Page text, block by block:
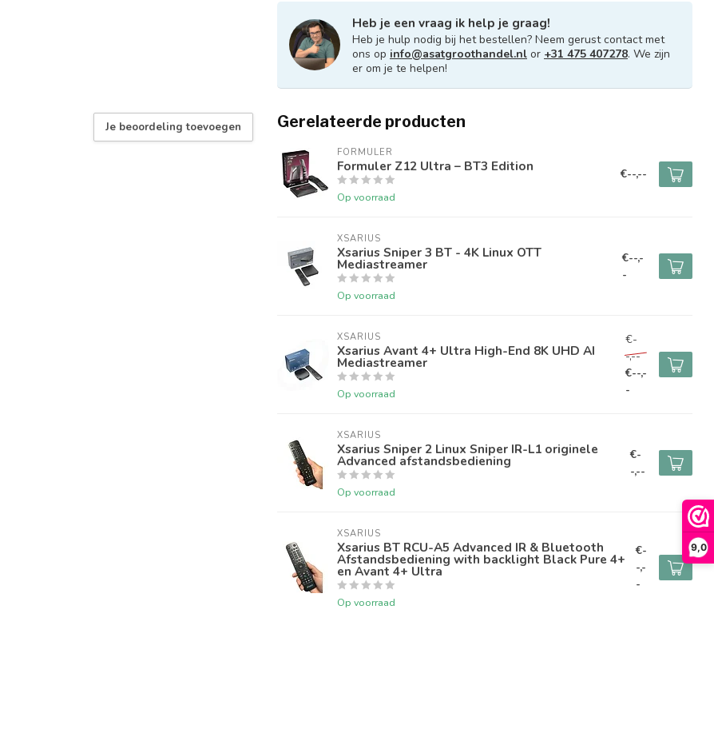
9,0
Je beoordeling toevoegen
Heb je een vraag ik help je graag!
Heb je hulp nodig bij het bestellen? Neem gerust contact met
ons op info@asatgroothandel.nl or +31 475 407278. We zijn
er om je te helpen!
Gerelateerde producten
FORMULER
Formuler Z12 Ultra – BT3 Edition
Op voorraad
€--,--
XSARIUS
Xsarius Sniper 3 BT - 4K Linux OTT
Mediastreamer
Op voorraad
€--,-
-
XSARIUS
Xsarius Avant 4+ Ultra High-End 8K UHD AI
Mediastreamer
Op voorraad
€-
-,--
€--,-
-
XSARIUS
Xsarius Sniper 2 Linux Sniper IR-L1 originele
Advanced afstandsbediening
Op voorraad
€-
-,--
XSARIUS
Xsarius BT RCU-A5 Advanced IR & Bluetooth
Afstandsbediening with backlight Black Pure 4+
en Avant 4+ Ultra
Op voorraad
€-
-,-
-